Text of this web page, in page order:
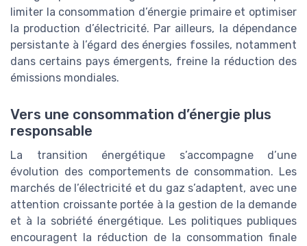
limiter la consommation d’énergie primaire et optimiser
la production d’électricité. Par ailleurs, la dépendance
persistante à l’égard des énergies fossiles, notamment
dans certains pays émergents, freine la réduction des
émissions mondiales.
Vers une consommation d’énergie plus
responsable
La transition énergétique s’accompagne d’une
évolution des comportements de consommation. Les
marchés de l’électricité et du gaz s’adaptent, avec une
attention croissante portée à la gestion de la demande
et à la sobriété énergétique. Les politiques publiques
encouragent la réduction de la consommation finale